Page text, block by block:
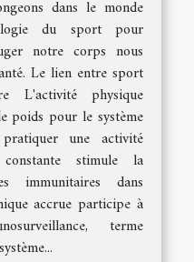
dans le monde
du sport pour
notre corps nous
Le lien entre sport
L'activité physique
poids pour le système
une activité
stimule la
immunitaires dans
accrue participe à
terme